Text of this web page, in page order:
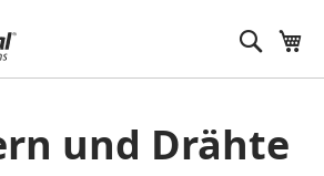
Suche
und Drähte